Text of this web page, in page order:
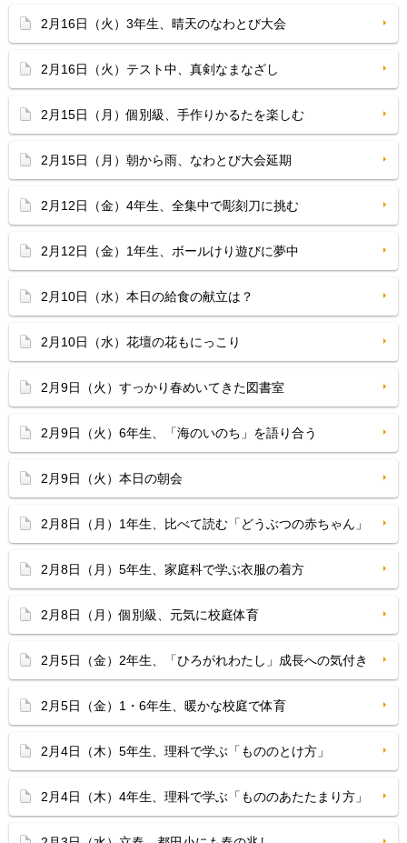
2月16日（火）3年生、晴天のなわとび大会
2月16日（火）テスト中、真剣なまなざし
2月15日（月）個別級、手作りかるたを楽しむ
2月15日（月）朝から雨、なわとび大会延期
2月12日（金）4年生、全集中で彫刻刀に挑む
2月12日（金）1年生、ボールけり遊びに夢中
2月10日（水）本日の給食の献立は？
2月10日（水）花壇の花もにっこり
2月9日（火）すっかり春めいてきた図書室
2月9日（火）6年生、「海のいのち」を語り合う
2月9日（火）本日の朝会
2月8日（月）1年生、比べて読む「どうぶつの赤ちゃん」
2月8日（月）5年生、家庭科で学ぶ衣服の着方
2月8日（月）個別級、元気に校庭体育
2月5日（金）2年生、「ひろがれわたし」成長への気付き
2月5日（金）1・6年生、暖かな校庭で体育
2月4日（木）5年生、理科で学ぶ「もののとけ方」
2月4日（木）4年生、理科で学ぶ「もののあたたまり方」